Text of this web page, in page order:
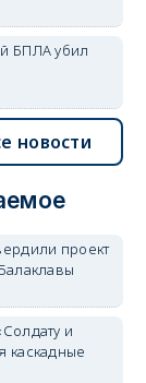
БПЛА убил
новости
проект
и
каскадные